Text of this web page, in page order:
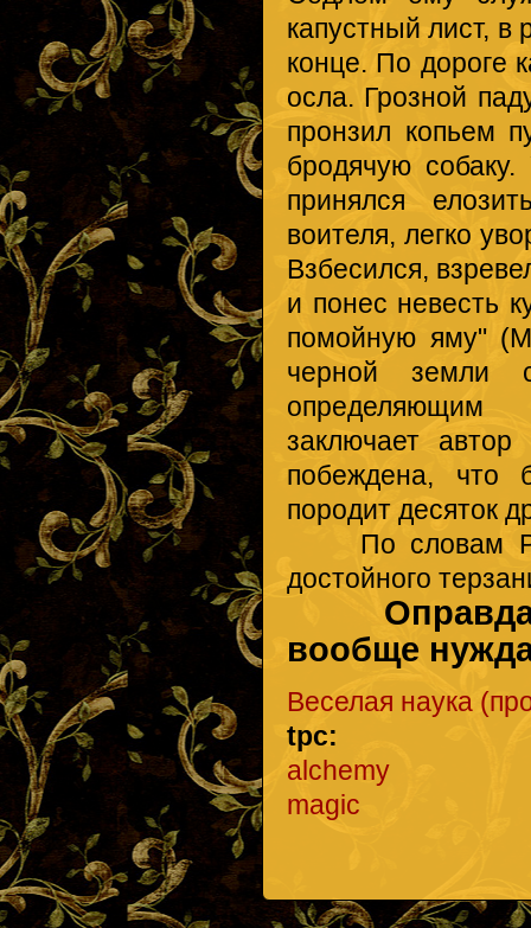
капустный лист, в
конце. По дороге
осла. Грозной
пронзил копьем
бродячую
принялся
воителя, легко
Взбесился,
и понес невесть
помойную яму"
черной земли
определяющим
заключает
побеждена, что
породит десяток
По словам
достойного
вообще
Веселая наука
tpc:
alchemy
magic